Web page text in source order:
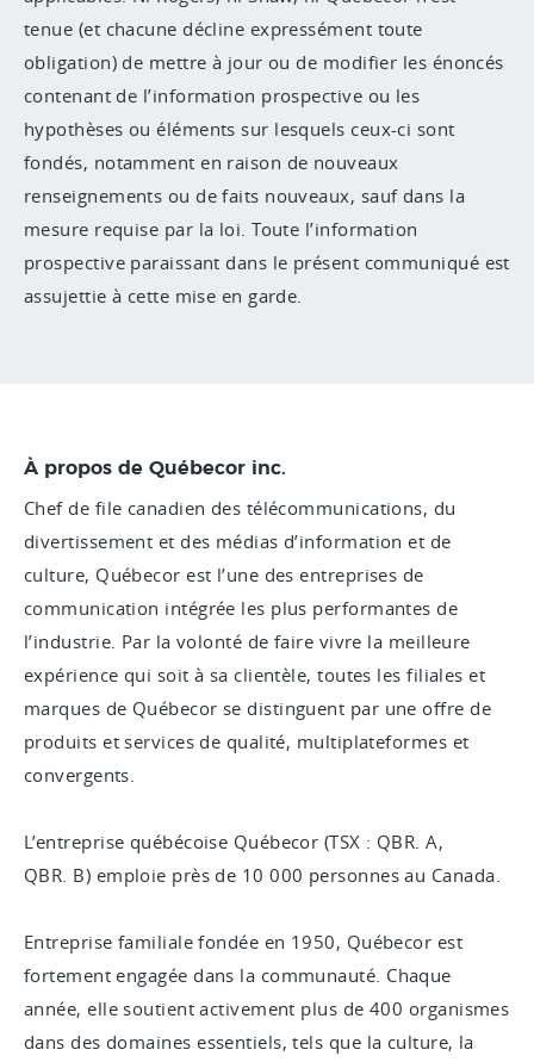
tenue (et chacune décline expressément toute
obligation) de mettre à jour ou de modifier les énoncés
contenant de l’information prospective ou les
hypothèses ou éléments sur lesquels ceux-ci sont
fondés, notamment en raison de nouveaux
renseignements ou de faits nouveaux, sauf dans la
mesure requise par la loi. Toute l’information
prospective paraissant dans le présent communiqué est
assujettie à cette mise en garde.
À propos de Québecor inc.
Chef de file canadien des télécommunications, du
divertissement et des médias d’information et de
culture, Québecor est l’une des entreprises de
communication intégrée les plus performantes de
l’industrie. Par la volonté de faire vivre la meilleure
expérience qui soit à sa clientèle, toutes les filiales et
marques de Québecor se distinguent par une offre de
produits et services de qualité, multiplateformes et
convergents.
L’entreprise québécoise Québecor (TSX : QBR. A,
QBR. B) emploie près de 10 000 personnes au Canada.
Entreprise familiale fondée en 1950, Québecor est
fortement engagée dans la communauté. Chaque
année, elle soutient activement plus de 400 organismes
dans des domaines essentiels, tels que la culture, la